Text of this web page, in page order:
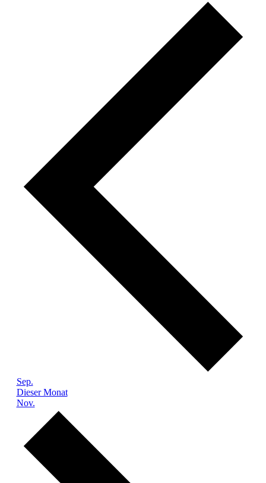
Sep.
Dieser Monat
Nov.